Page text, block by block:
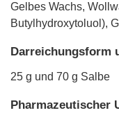
Gelbes Wachs,
Butylhydroxytoluol),
Darreichungsform
25 g und 70 g Salbe
Pharmazeutischer